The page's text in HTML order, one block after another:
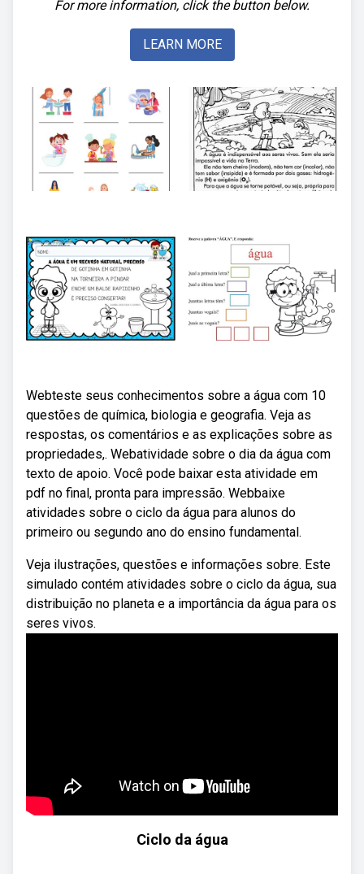
For more information, click the button below.
LEARN MORE
Webteste seus conhecimentos sobre a água com 10
questões de química, biologia e geografia. Veja as
respostas, os comentários e as explicações sobre as
propriedades,. Webatividade sobre o dia da água com
texto de apoio. Você pode baixar esta atividade em
pdf no final, pronta para impressão. Webbaixe
atividades sobre o ciclo da água para alunos do
primeiro ou segundo ano do ensino fundamental.
Veja ilustrações, questões e informações sobre. Este
simulado contém atividades sobre o ciclo da água, sua
distribuição no planeta e a importância da água para os
seres vivos.
Ciclo da água